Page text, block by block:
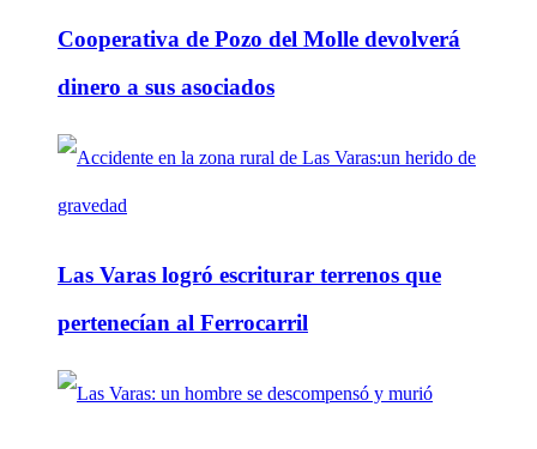
Cooperativa de Pozo del Molle devolverá
dinero a sus asociados
Las Varas logró escriturar terrenos que
pertenecían al Ferrocarril